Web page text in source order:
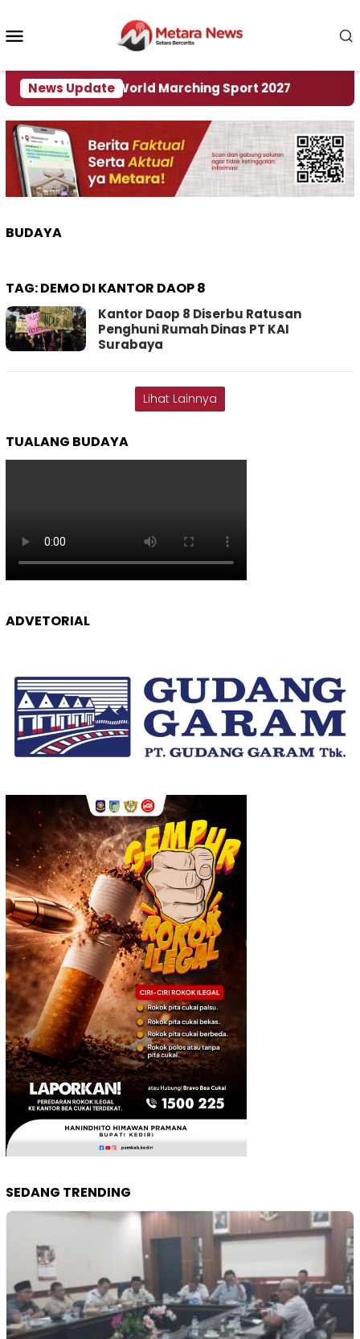
konten
News Update
Rumah World Marching Sport 2027 ‎Soal
BUDAYA
TAG:DEMO DI KANTOR DAOP 8
Kantor Daop 8 Diserbu Ratusan
Penghuni Rumah Dinas PT KAI
Surabaya
Lihat Lainnya
TUALANG BUDAYA
ADVETORIAL
SEDANG TRENDING